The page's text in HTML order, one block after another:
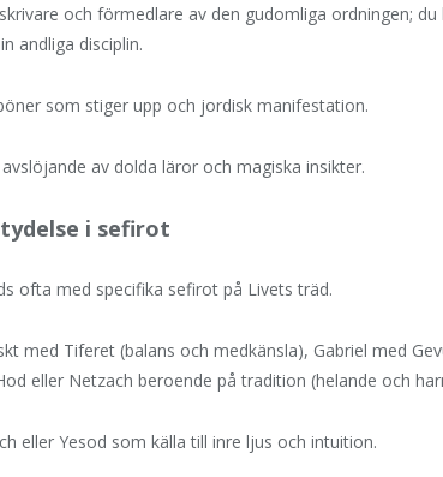
och förmedlare av den gudomliga ordningen; du
andliga disciplin.
som stiger upp och jordisk manifestation.
av dolda läror och magiska insikter.
i sefirot
ofta med specifika sefirot på Livets träd.
med Tiferet (balans och medkänsla), Gabriel med
eller Netzach beroende på tradition (helande och
eller Yesod som källa till inre ljus och intuition.